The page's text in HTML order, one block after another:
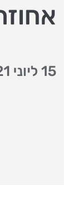
15 ליוני 2021